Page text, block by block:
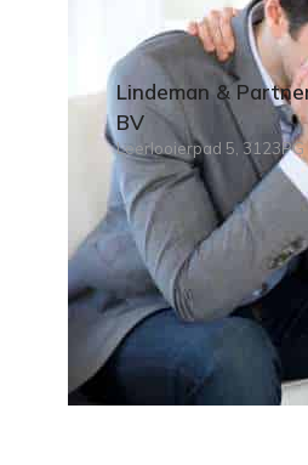
Lindeman &
BV
Leerlooierpad 5, 3123PG